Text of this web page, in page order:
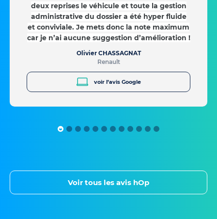
deux reprises le véhicule et toute la gestion
administrative du dossier a été hyper fluide
et conviviale. Je mets donc la note maximum
car je n’ai aucune suggestion d’amélioration !
Olivier CHASSAGNAT
Renault
voir l’avis Google
Voir tous les avis hOp